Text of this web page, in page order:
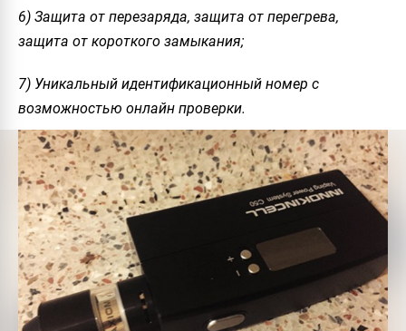
6) Защита от перезаряда, защита от перегрева,
защита от короткого замыкания;
7) Уникальный идентификационный номер с
возможностью онлайн проверки.